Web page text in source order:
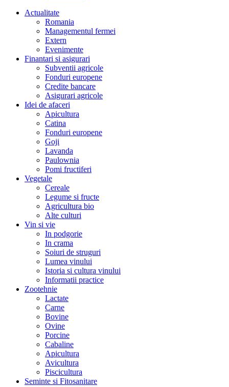
Actualitate
Romania
Managementul fermei
Extern
Evenimente
Finantari si asigurari
Subventii agricole
Fonduri europene
Credite bancare
Asigurari agricole
Idei de afaceri
Apicultura
Catina
Fonduri europene
Goji
Lavanda
Paulownia
Pomi fructiferi
Vegetale
Cereale
Legume si fructe
Agricultura bio
Alte culturi
Vin si vie
In podgorie
In crama
Soiuri de struguri
Lumea vinului
Istoria si cultura vinului
Informatii practice
Zootehnie
Lactate
Carne
Bovine
Ovine
Porcine
Cabaline
Apicultura
Avicultura
Piscicultura
Seminte si Fitosanitare